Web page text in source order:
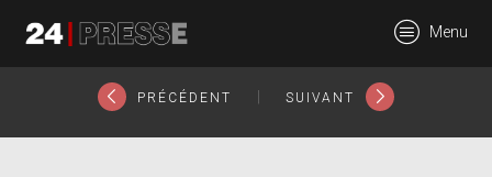
24Presse -
Menu
PRÉCÉDENT SUIVANT